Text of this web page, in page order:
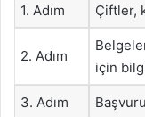
1. Adım Çiftler,
2. Adım
için
3. Adım